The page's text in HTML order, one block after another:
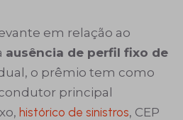
em relação ao
ausência de perfil fixo de
o prêmio tem como
principal
histórico de sinistros, CEP